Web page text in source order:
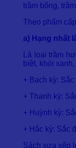
trầm bông,
Theo phẩm
a) Hạng nhất
Là loại trầm
biệt, khói
+ Bạch kỳ:
+ Thanh kỳ:
+ Huỳnh kỳ:
+ Hắc kỳ: Sắc
Sách xưa xếp